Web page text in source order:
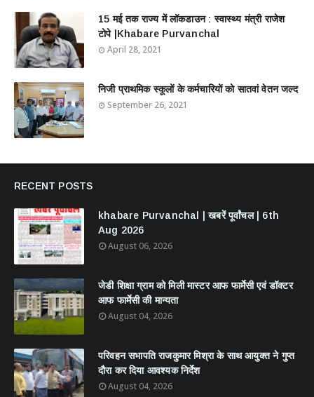
15 मई तक राज्य में लॉकडाउन : स्वास्थ्य मंत्री राजेश
टोपे |Khabare Purvanchal
April 28, 2021
निजी प्राथमिक स्कूलों के कर्मचारियों को सातवां वेतन जल्द
September 26, 2021
RECENT POSTS
khabare Purvanchal | खबरें पूर्वांचल | 6th
Aug 2026
August 06, 2026
जेडी शिक्षा ग्राम को मिली मास्टर आफ फार्मेसी एवं डॉक्टर
आफ फार्मेसी की मान्यता
August 04, 2026
परिवहन सभापति राजकुमार मिश्रा के साथ आयुक्त ने गुप्त
दौरा कर दिया आवश्यक निर्देश
August 04, 2026